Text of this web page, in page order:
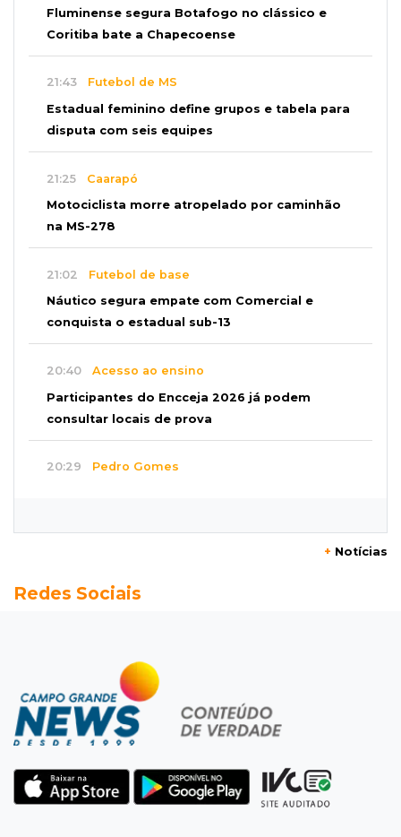
Fluminense segura Botafogo no clássico e
Coritiba bate a Chapecoense
21:43 Futebol de MS
Estadual feminino define grupos e tabela para
disputa com seis equipes
21:25 Caarapó
Motociclista morre atropelado por caminhão
na MS-278
21:02 Futebol de base
Náutico segura empate com Comercial e
conquista o estadual sub-13
20:40 Acesso ao ensino
Participantes do Encceja 2026 já podem
consultar locais de prova
20:29 Pedro Gomes
Pantanal treina em Goiânia antes de jogo que
Campeonato Brasileiro
Remo busca empate com Atlético-MG e segue
na zona de rebaixamento
Defesa diz que preso suspeito de sequestro
só emprestou casa a conhecido
+ Notícias
Redes Sociais